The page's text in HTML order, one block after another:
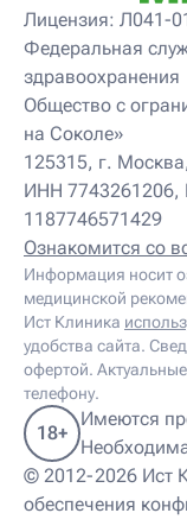
Детский
Детский нутрициолог
Детский ортопед
Детский остеопат
Детский отоневролог
Детский подиатр
Детский психолог
Детский
Детский реабилитолог
Детский ревматолог
Детский
Детский сомнолог
Детский спортивный
Детский травматолог
Детский
Детский
Детский
Диабетолог
Диетолог
И
Лицензия: Л041-
Федеральная
здравоохранения
Общество с
на Соколе»
125315, г.
ИНН 7743261206,
1187746571429
Ознакомится со
Информация носит
медицинской
Ист Клиника
удобства сайта.
офертой.
телефону.
© 2012-2026 Ист
обеспечения
Имеются
18+